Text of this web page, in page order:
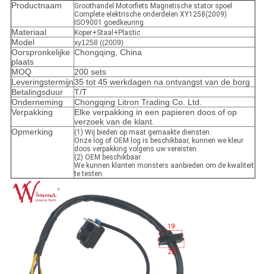
Productnaam
Groothandel Motorfiets Magnetische stator spoel
Complete elektrische onderdelen XY1258(2009)
ISO9001 goedkeuring
Materiaal Koper+Staal+Plastic
Model xy1258 ((2009)
Oorspronkelijke
plaats
Chongqing, China
MOQ
200 sets
Leveringstermijn35 tot 45 werkdagen na ontvangst van de borg
Betalingsduur
T/T
Onderneming
Chongqing Litron Trading Co. Ltd.
Verpakking
Elke verpakking in een papieren doos of op
verzoek van de klant.
Opmerking
(1) Wij bieden op maat gemaakte diensten.
Onze log of OEM log is beschikbaar, kunnen we kleur
doos verpakking volgens uw vereisten.
(2) OEM beschikbaar
We kunnen klanten monsters aanbieden om de kwaliteit
te testen.